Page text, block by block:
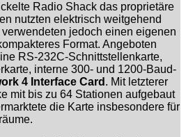
Radio Shack das proprietäre
nutzten elektrisch weitgehend
jedoch einen eigenen
Format. Angeboten
RS-232C-Schnittstellenkarte,
interne 300- und 1200-Baud-
4 Interface Card . Mit letzterer
mit bis zu 64 Stationen aufgebaut
die Karte insbesondere für